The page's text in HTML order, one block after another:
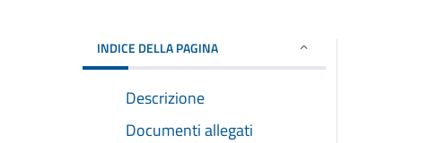
INDICE DELLA PAGINA
Descrizione
Documenti allegati